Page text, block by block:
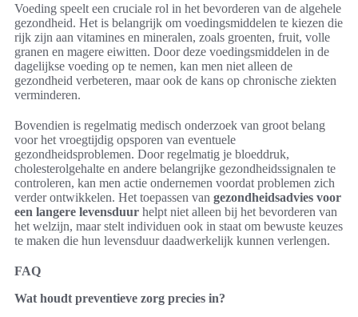
Voeding speelt een cruciale rol in het bevorderen van de algehele
gezondheid. Het is belangrijk om voedingsmiddelen te kiezen die
rijk zijn aan vitamines en mineralen, zoals groenten, fruit, volle
granen en magere eiwitten. Door deze voedingsmiddelen in de
dagelijkse voeding op te nemen, kan men niet alleen de
gezondheid verbeteren, maar ook de kans op chronische ziekten
verminderen.
Bovendien is regelmatig medisch onderzoek van groot belang
voor het vroegtijdig opsporen van eventuele
gezondheidsproblemen. Door regelmatig je bloeddruk,
cholesterolgehalte en andere belangrijke gezondheidssignalen te
controleren, kan men actie ondernemen voordat problemen zich
verder ontwikkelen. Het toepassen van gezondheidsadvies voor
een langere levensduur helpt niet alleen bij het bevorderen van
het welzijn, maar stelt individuen ook in staat om bewuste keuzes
te maken die hun levensduur daadwerkelijk kunnen verlengen.
FAQ
Wat houdt preventieve zorg precies in?